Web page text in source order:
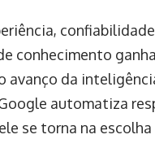
conhecimento
avanço da
automatiza
se torna na escolha